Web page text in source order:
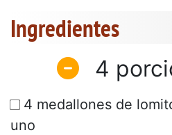
Ingredientes
4
4 medallones de
uno